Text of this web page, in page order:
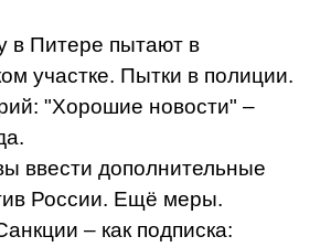
в Питере пытают в
участке. Пытки в полиции.
"Хорошие новости" –
ввести дополнительные
России. Ещё меры.
– как подписка: